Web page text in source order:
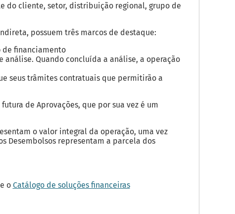
do cliente, setor, distribuição regional, grupo de
possuem três marcos de destaque:
financiamento
Quando concluída a análise, a operação
seus trâmites contratuais que permitirão a
de Aprovações, que por sua vez é um
o valor integral da operação, uma vez
Desembolsos representam a parcela dos
o Catálogo de soluções financeiras